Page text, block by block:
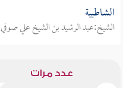
الشاطبية
الشيخ:عبد الرشيد بن الشيخ علي صوفي
عدد مرات